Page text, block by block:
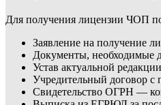
Для получения лицензии ЧОП
Заявление на получение
Документы, необходимые
Устав актуальной
Учредительный договор с
Свидетельство ОГРН —